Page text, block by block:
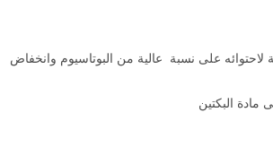
على نسبة عالية من البوتاسيوم وانخفاض
مادة البكتين